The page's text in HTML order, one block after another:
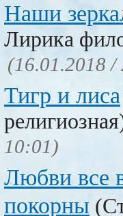
Наши
Лирика
(16.01.2018 /
Тигр и лиса
10:01)
Любви все
покорны